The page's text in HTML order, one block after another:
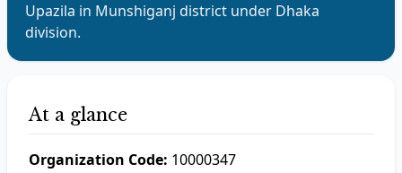
Upazila in Munshiganj district under Dhaka
division.
At a glance
Organization Code: 10000347